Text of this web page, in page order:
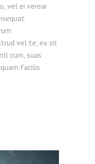
vel ei verear
vel te, ex sit
cum, suas
facilis